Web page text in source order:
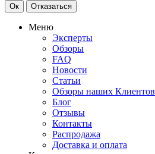
Ок Отказаться
Меню
Эксперты
Обзоры
FAQ
Новости
Статьи
Обзоры наших Клиентов
Блог
Отзывы
Контакты
Распродажа
Доставка и оплата